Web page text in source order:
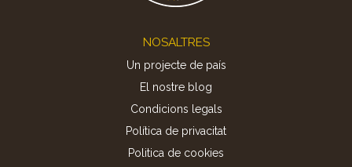
NOSALTRES
Un projecte de país
El nostre blog
Condicions legals
Política de privacitat
Politica de cookies